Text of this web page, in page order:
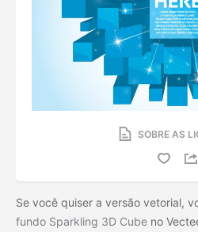
SOBRE AS
Se você quiser a versão vetorial,
fundo Sparkling 3D Cube no